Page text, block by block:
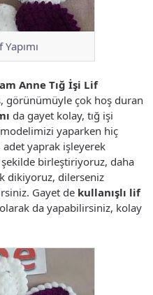
Anne Tığ İşi Lif
görünümüyle çok hoş duran
da gayet kolay, tığ işi
yaparken hiç
adet yaprak işleyerek
birleştiriyoruz, daha
dikiyoruz, dilerseniz
Gayet de kullanışlı lif
da yapabilirsiniz, kolay